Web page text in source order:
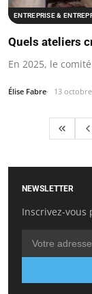
ENTREPRISE &
Quels ateliers
En 2025, le
Élise Fabre 13
NEWSLETTER
Inscrivez-